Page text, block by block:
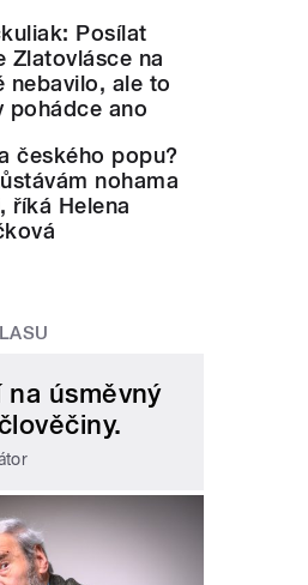
Posílat
Zlatovlásce na
nebavilo, ale to
pohádce ano
českého popu?
nohama
říká Helena
na úsměvný